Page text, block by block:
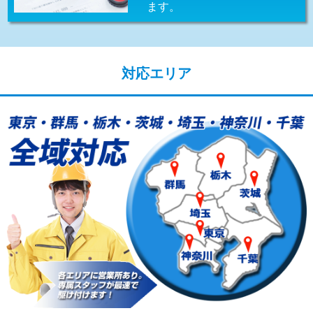
給水管工事※（保温材使用（バンド止
5,500円
用/3ｍまで)
給水管工事※（塩ビ管（VP・HI）使
用（追加）/3ｍ超え)
+8,800円
給水管工事※（ライニング鋼管・銅
管・ポリ管・HT管使用/3ｍまで)
44,000円
給水管工事※（ライニング鋼管・銅
管・ポリ管・HT管使用/3ｍ超え)
+8,800円
マス交換（土の掘削・埋め戻し作業） 11,000円~
マス交換（深さ50㎝未満） 55,000円
ます。
対応エリア